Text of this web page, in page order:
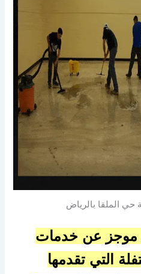
الملقا بالرياض
موجز عن خدمات
التي تقدمها